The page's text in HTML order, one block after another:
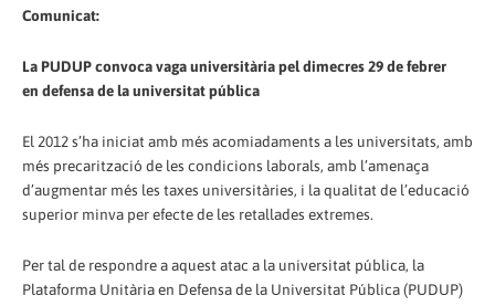
Comunicat:
La PUDUP convoca vaga universitària pel dimecres 29 de febrer
en defensa de la universitat pública
El 2012 s’ha iniciat amb més acomiadaments a les universitats, amb
més precarització de les condicions laborals, amb l’amenaça
d’augmentar més les taxes universitàries, i la qualitat de l’educació
superior minva per efecte de les retallades extremes.
Per tal de respondre a aquest atac a la universitat pública, la
Plataforma Unitària en Defensa de la Universitat Pública (PUDUP)